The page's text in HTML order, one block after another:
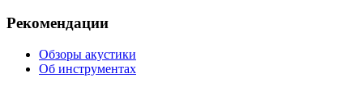
Рекомендации
Обзоры акустики
Об инструментах